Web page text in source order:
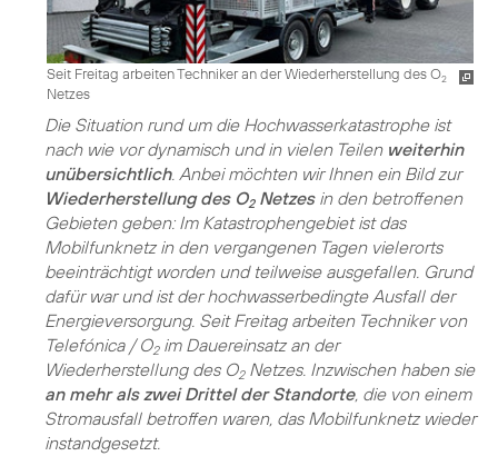
Seit Freitag arbeiten Techniker an der Wiederherstellung des O2
Netzes
Die Situation rund um die Hochwasserkatastrophe ist
nach wie vor dynamisch und in vielen Teilen weiterhin
unübersichtlich. Anbei möchten wir Ihnen ein Bild zur
Wiederherstellung des O2Netzesin den betroffenen
Gebieten geben: Im Katastrophengebiet ist das
Mobilfunknetz in den vergangenen Tagen vielerorts
beeinträchtigt worden und teilweise ausgefallen. Grund
dafür war und ist der hochwasserbedingte Ausfall der
Energieversorgung. Seit Freitag arbeiten Techniker von
Telefónica / O2im Dauereinsatz an der
Wiederherstellung des O2Netzes. Inzwischen haben sie
an mehr als zwei Drittel der Standorte, die von einem
Stromausfall betroffen waren, das Mobilfunknetz wieder
instandgesetzt.